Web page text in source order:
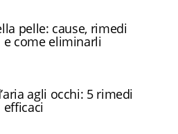
pelle: cause, rimedi
e come eliminarli
agli occhi: 5 rimedi